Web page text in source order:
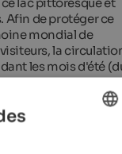
Afin de protéger ce
mondial de
la
les mois d'été